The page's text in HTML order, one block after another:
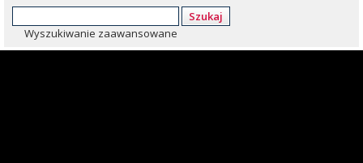
Szukaj
Wyszukiwanie zaawansowane